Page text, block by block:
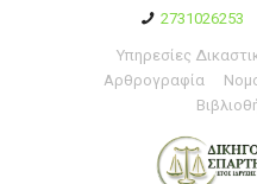
2731026253
Υπηρεσίες
Αρθρογραφία